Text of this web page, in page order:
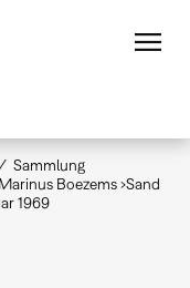
Sammlung
Boezems ›Sand
1969